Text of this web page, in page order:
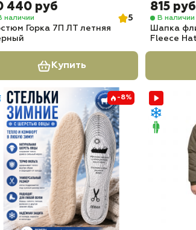
440 руб
наличии
5
Горка 7П ЛТ летняя
Купить
815 руб
В наличии
Шапка
Fleece
-8%